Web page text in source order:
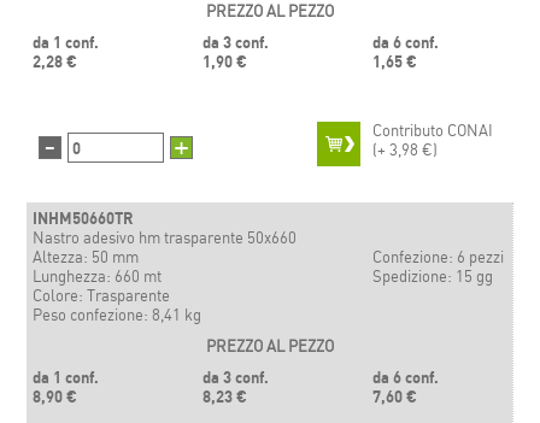
PREZZO AL PEZZO
da 1 conf.
2,28 €
da 3 conf.
1,90 €
da 6 conf.
1,65 €
- +
Contributo CONAI
(+ 3,98 €)
INHM50660TR
Nastro adesivo hm trasparente 50x660
Altezza: 50 mm
Lunghezza: 660 mt
Colore: Trasparente
Peso confezione: 8,41 kg
Confezione: 6 pezzi
Spedizione: 15 gg
PREZZO AL PEZZO
da 1 conf.
8,90 €
da 3 conf.
8,23 €
da 6 conf.
7,60 €